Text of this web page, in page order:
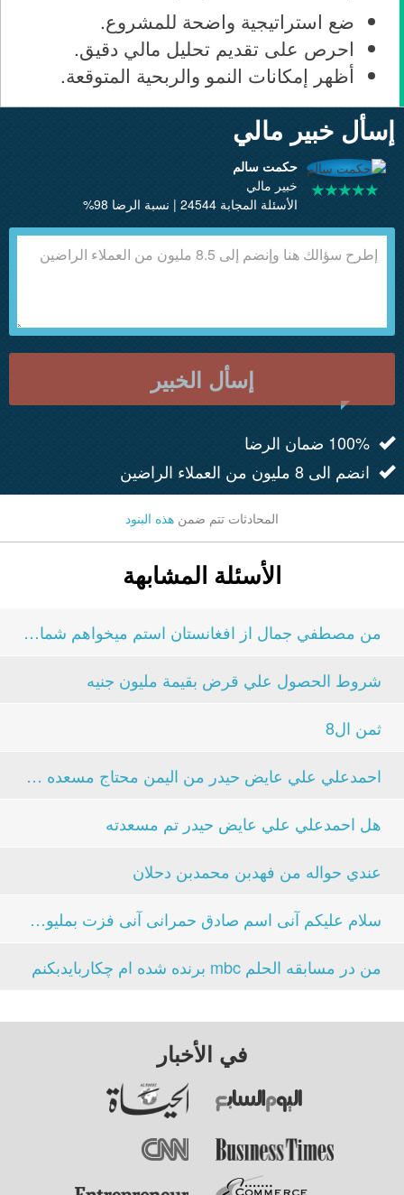
ضع استراتيجية واضحة للمشروع.
احرص على تقديم تحليل مالي دقيق.
أظهر إمكانات النمو والربحية المتوقعة.
إسأل خبير مالي
حكمت سالم
خبير مالي
الأسئلة المجابة 24544 | نسبة الرضا 98%
إسأل الخبير
100% ضمان الرضا
انضم الى 8 مليون من العملاء الراضين
المحادثات تتم ضمن هذه البنود
الأسئلة المشابهة
من مصطفي جمال از افغانستان استم ميخواهم شماره خود...
شروط الحصول علي قرض بقيمة مليون جنيه
ثمن ال8
احمدعلي علي عايض حيدر من اليمن محتاج مسعده منك...
هل احمدعلي علي عايض حيدر تم مسعدته
عندي حواله من فهدبن محمدبن دحلان
سلام علیکم آنی اسم صادق حمرانی آنی فزت بملیون دلار...
من در مسابقه الحلم mbc برنده شده ام چکاربایدبکنم
في الأخبار